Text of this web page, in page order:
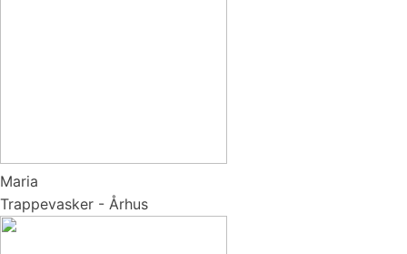
Maria
Trappevasker - Århus